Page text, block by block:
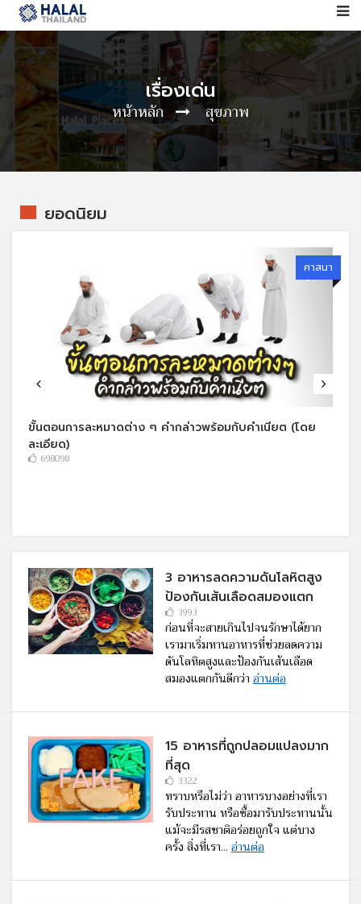
เรื่องเด่น
หน้าหลัก สุขภาพ
ยอดนิยม
ศาสนา
ขั้นตอนการละหมาดต่าง ๆ คำกล่าวพร้อมกับคำเนียต (โดย
ละเอียด)
698098
3 อาหารลดความดันโลหิตสูง
ป้องกันเส้นเลือดสมองแตก
3993
ก่อนที่จะสายเกินไปจนรักษาได้ยาก
เรามาเริ่มทานอาหารที่ช่วยลดความ
ดันโลหิตสูงและป้องกันเส้นเลือด
สมองแตกกันดีกว่า อ่านต่อ
15 อาหารที่ถูกปลอมแปลงมาก
ที่สุด
3322
ทราบหรือไม่ว่า อาหารบางอย่างที่เรา
รับประทาน หรือซื้อมารับประทานนั้น
แม้จะมีรสชาติอร่อยถูกใจ แต่บาง
ครั้ง สิ่งที่เรา... อ่านต่อ